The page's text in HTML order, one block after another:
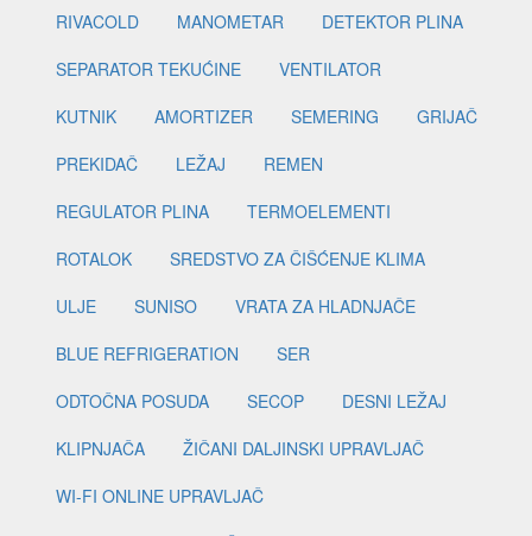
RIVACOLD
MANOMETAR
DETEKTOR PLINA
SEPARATOR TEKUĆINE
VENTILATOR
KUTNIK
AMORTIZER SEMERING
GRIJAČ
PREKIDAČ
LEŽAJ
REMEN
REGULATOR PLINA
TERMOELEMENTI
ROTALOK
SREDSTVO ZA ČIŠĆENJE KLIMA
ULJE
SUNISO
VRATA ZA HLADNJAČE
BLUE REFRIGERATION
SER
ODTOČNA POSUDA
SECOP
DESNI LEŽAJ
KLIPNJAČA
ŽIČANI DALJINSKI UPRAVLJAČ
WI-FI ONLINE UPRAVLJAČ